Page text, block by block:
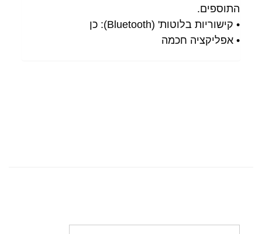
התוספים.
• קישוריות בלוטות' (Bluetooth): כן
• אפליקציה חכמה